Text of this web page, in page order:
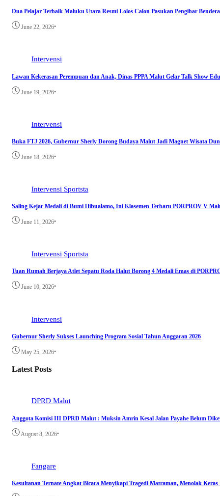
Dua Pelajar Terbaik Maluku Utara Resmi Lolos Calon Pasukan Pengibar
June 22, 2026•
Intervensi
Lawan Kekerasan Perempuan dan Anak, Dinas PPPA Malut Gelar Talk Show
June 19, 2026•
Intervensi
Buka FTJ 2026, Gubernur Sherly Dorong Budaya Malut Jadi Magnet Wisata
June 18, 2026•
Intervensi Sportsta
Saling Kejar Medali di Bumi Hibualamo, Ini Klasemen Terbaru PORPROV V
June 11, 2026•
Intervensi Sportsta
Tuan Rumah Berjaya Atlet Sepatu Roda Halut Borong 4 Medali Emas di
June 10, 2026•
Intervensi
Gubernur Sherly Sukses Launching Program Sosial Tahun Anggaran 2026
May 25, 2026•
Latest Posts
DPRD Malut
Anggota Komisi III DPRD Malut : Muksin Amrin Kesal Jalan Payahe Belum
August 8, 2026•
Fangare
Kesultanan Ternate Angkat Bicara Menyikapi Tragedi Matraman, Menolak